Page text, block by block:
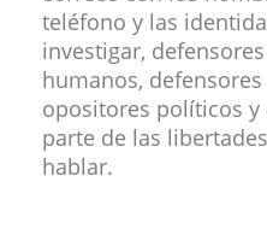
teléfono y las
investigar,
humanos,
opositores políticos y
parte de las
hablar.